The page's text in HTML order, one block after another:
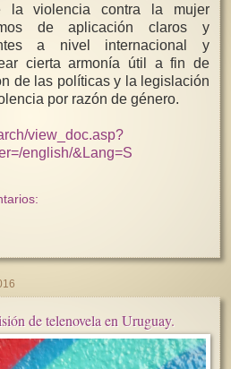
la violencia contra la mujer
de aplicación claros y
a nivel internacional y
cierta armonía útil a fin de
de las políticas y la legislación
por razón de género.
view_doc.asp?
english/&Lang=S
Pedimos suspendan la emisión de telenovela en Uruguay.